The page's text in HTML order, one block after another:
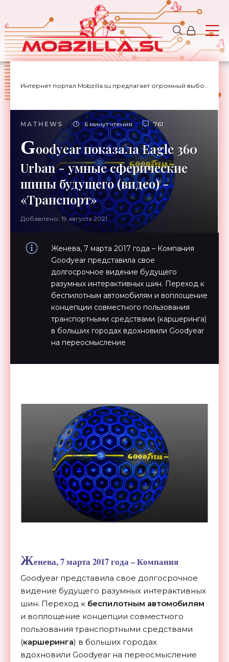
Интернет портал Mobzilla.su предлагает огромный выбор новостей с доставкой на дом.
MATHEWS 6 минут чтения 761
Goodyear показала Eagle 360
Urban - умные сферические
шины будущего (видео) -
«Транспорт»
Добавлено: 19 августа 2021
Женева, 7 марта 2017 года – Компания
Goodyear представила свое
долгосрочное видение будущего
разумных интерактивных шин. Переход к
беспилотным автомобилям и воплощение
концепции совместного пользования
транспортными средствами (каршеринга)
в больших городах вдохновили Goodyear
на переосмысление
Женева, 7 марта 2017 года – Компания
Goodyear представила свое долгосрочное
видение будущего разумных интерактивных
шин. Переход к беспилотным автомобилям
и воплощение концепции совместного
пользования транспортными средствами
(каршеринга) в больших городах
вдохновили Goodyear на переосмысление